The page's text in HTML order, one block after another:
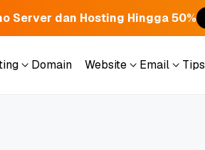
Server dan Hosting Hingga 50%
Domain
Website
Email
Tips